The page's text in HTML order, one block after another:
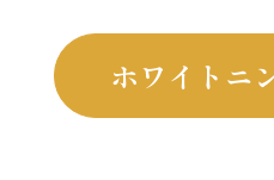
ホワイトニ